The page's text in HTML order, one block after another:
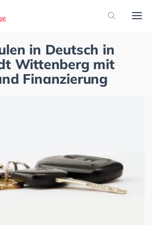
in Deutsch in
Wittenberg mit
Finanzierung